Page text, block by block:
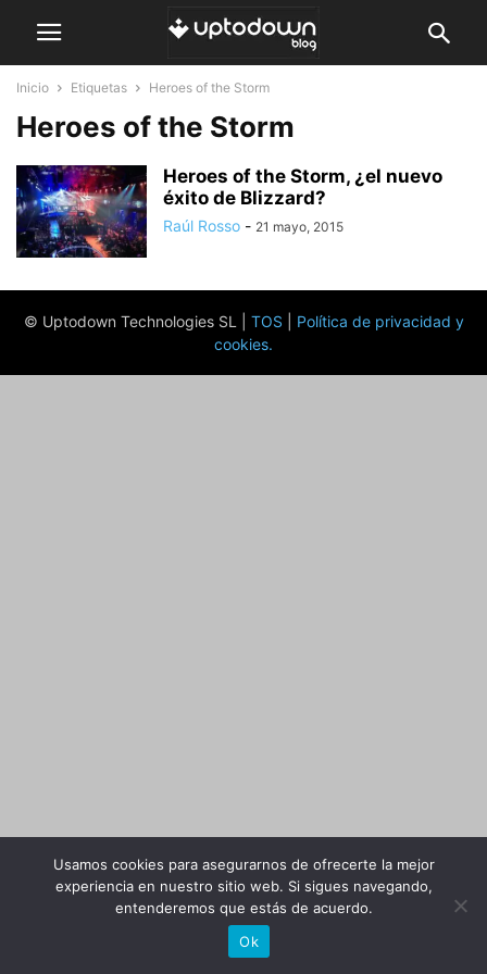
Inicio Etiquetas Heroes of the Storm
Heroes of the Storm
Heroes of the Storm, ¿el nuevo
éxito de Blizzard?
Raúl Rosso - 21 mayo, 2015
© Uptodown Technologies SL | TOS
Política de privacidad y
cookies.
Usamos cookies para asegurarnos de ofrecerte la mejor
experiencia en nuestro sitio web. Si sigues navegando,
entenderemos que estás de acuerdo.
Ok